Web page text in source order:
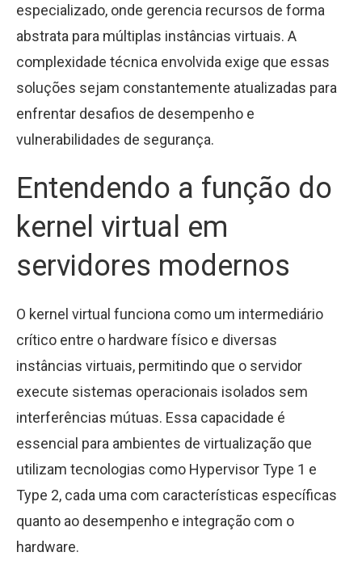
especializado, onde gerencia recursos de forma
abstrata para múltiplas instâncias virtuais. A
complexidade técnica envolvida exige que essas
soluções sejam constantemente atualizadas para
enfrentar desafios de desempenho e
vulnerabilidades de segurança.
Entendendo a função do
kernel virtual em
servidores modernos
O kernel virtual funciona como um intermediário
crítico entre o hardware físico e diversas
instâncias virtuais, permitindo que o servidor
execute sistemas operacionais isolados sem
interferências mútuas. Essa capacidade é
essencial para ambientes de virtualização que
utilizam tecnologias como Hypervisor Type 1 e
Type 2, cada uma com características específicas
quanto ao desempenho e integração com o
hardware.